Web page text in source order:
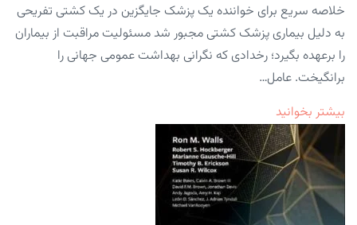
خلاصه سریع برای خواننده یک پزشک جایگزین در یک کشتی تفریحی
به دلیل بیماری پزشک کشتی مجبور شد مسئولیت مراقبت از بیماران
را برعهده بگیرد؛ رخدادی که نگرانی بهداشت عمومی جهانی را
برانگیخت. عامل…
بیشتر بخوانید